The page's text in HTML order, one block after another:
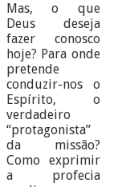
Mas, o que
Deus deseja
fazer conosco
hoje? Para onde
pretende
conduzir-nos o
Espírito, o
verdadeiro
“protagonista”
da missão?
Como exprimir
a profecia